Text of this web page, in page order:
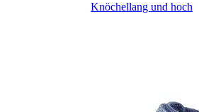
Knöchellang und hoch